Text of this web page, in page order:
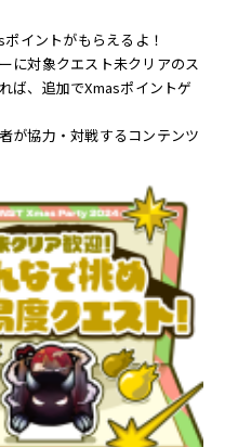
イントがもらえるよ！
に対象クエスト未クリアのス
ば、追加でXmasポイントゲ
が協力・対戦するコンテンツ